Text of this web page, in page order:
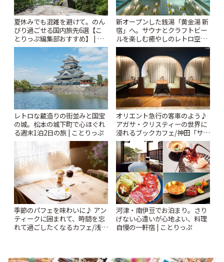
夏休みでも混雑を避けて。のん
びり過ごせる国内旅先6選【こ
とりっぷ編集部おすすめ】 | こ
とりっぷ
新オープンした銭湯「黄金湯 新
宿」へ。サウナとクラフトビー
ルを楽しむ癒やしのレトロ空間
| ことりっぷ
レトロな蔵造りの街並みと国宝
の城。松本の城下町で心ほぐれ
る週末1泊2日の旅 | ことりっぷ
オリエント急行の客車のよう♪
アガサ・クリスティーの世界に
浸れるブックカフェ/神田「サロ
ンクリスティ」 | ことりっぷ
季節のパフェを味わいに♪ アン
ティークに囲まれて、時間を忘
れて過ごしたくなるカフェ/浅草
河津・南伊豆でお泊まり。さり
げない心遣いが心地よい、料理
自慢の一軒宿 | ことりっぷ